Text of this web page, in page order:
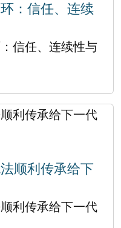
：信任、连续
信任、连续性与
顺利传承给下
利传承给下一代